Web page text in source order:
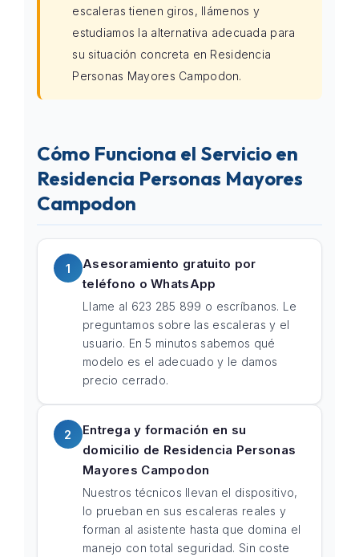
escaleras tienen giros, llámenos y
estudiamos la alternativa adecuada para
su situación concreta en Residencia
Personas Mayores Campodon.
Cómo Funciona el Servicio en
Residencia Personas Mayores
Campodon
1
Asesoramiento gratuito por
teléfono o WhatsApp
Llame al 623 285 899 o escríbanos. Le
preguntamos sobre las escaleras y el
usuario. En 5 minutos sabemos qué
modelo es el adecuado y le damos
precio cerrado.
2
Entrega y formación en su
domicilio de Residencia Personas
Mayores Campodon
Nuestros técnicos llevan el dispositivo,
lo prueban en sus escaleras reales y
forman al asistente hasta que domina el
manejo con total seguridad. Sin coste